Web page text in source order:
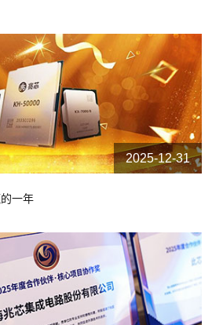
2025-12-31
一年